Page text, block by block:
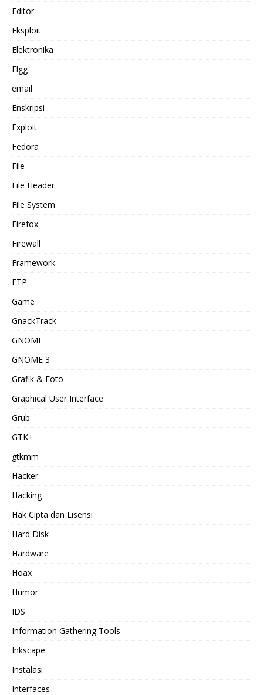
Editor
Eksploit
Elektronika
Elgg
email
Enskripsi
Exploit
Fedora
File
File Header
File System
Firefox
Firewall
Framework
FTP
Game
GnackTrack
GNOME
GNOME 3
Grafik & Foto
Graphical User Interface
Grub
GTK+
gtkmm
Hacker
Hacking
Hak Cipta dan Lisensi
Hard Disk
Hardware
Hoax
Humor
IDS
Information Gathering Tools
Inkscape
Instalasi
Interfaces